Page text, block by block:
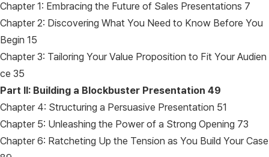
Chapter 1: Embracing the Future of Sales Presentations 7
Chapter 2: Discovering What You Need to Know Before You
Begin 15
Chapter 3: Tailoring Your Value Proposition to Fit Your Audien
ce 35
Part II: Building a Blockbuster Presentation 49
Chapter 4: Structuring a Persuasive Presentation 51
Chapter 5: Unleashing the Power of a Strong Opening 73
Chapter 6: Ratcheting Up the Tension as You Build Your Case